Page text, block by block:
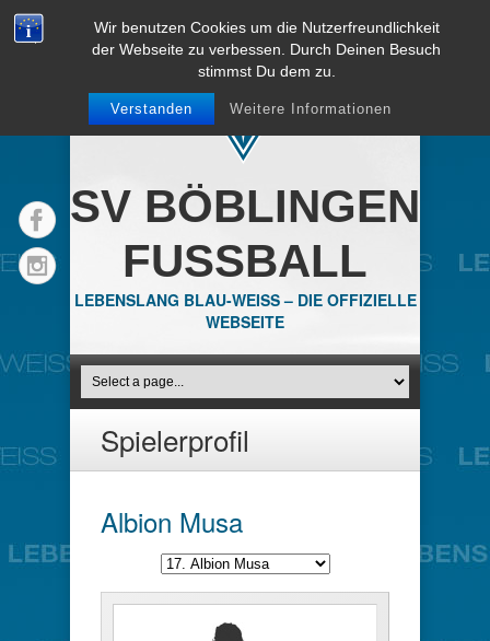
Wir benutzen Cookies um die Nutzerfreundlichkeit
der Webseite zu verbessen. Durch Deinen Besuch
stimmst Du dem zu.
Verstanden Weitere Informationen
SV BÖBLINGEN
FUSSBALL
LEBENSLANG BLAU-WEISS – DIE OFFIZIELLE
WEBSEITE
Spielerprofil
Albion Musa